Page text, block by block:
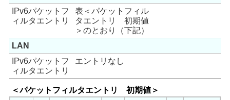
IPv6パケットフ
ィルタエントリ
表＜パケットフィル
タエントリ 初期値
＞のとおり（下記）
LAN
IPv6パケットフ
ィルタエントリ
エントリなし
＜パケットフィルタエントリ 初期値＞